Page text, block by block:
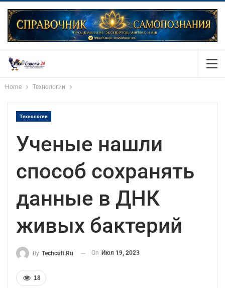
Home Технологии
Технологии
Ученые нашли
способ сохранять
данные в ДНК
живых бактерий
By Techcult.ru On Июл 19, 2023
18